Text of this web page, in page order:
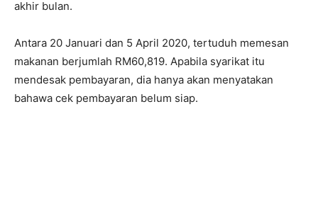
akhir bulan.
Antara 20 Januari dan 5 April 2020, tertuduh memesan
makanan berjumlah RM60,819. Apabila syarikat itu
mendesak pembayaran, dia hanya akan menyatakan
bahawa cek pembayaran belum siap.